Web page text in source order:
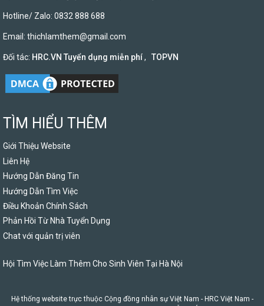
Hotline/ Zalo: 0832 888 688
Email: thichlamthem@gmail.com
Đối tác: HRC.VN Tuyển dụng miễn phí, TOPVN
TÌM HIỂU THÊM
Giới Thiệu Website
Liên Hệ
Hướng Dẫn Đăng Tin
Hướng Dẫn Tìm Việc
Điều Khoản Chính Sách
Phản Hồi Từ Nhà Tuyển Dụng
Chat với quản trị viên
Hội Tìm Việc Làm Thêm Cho Sinh Viên Tại Hà Nội
Hệ thống website trực thuộc Cộng đồng nhân sự Việt Nam - HRC Việt Nam -